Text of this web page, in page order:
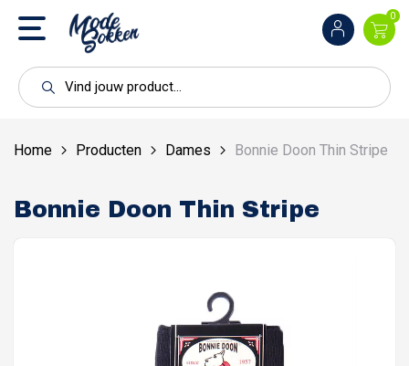
0
Home Producten Dames Bonnie Doon Thin Stripe
Bonnie Doon Thin Stripe